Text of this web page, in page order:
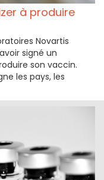
à produire
Novartis
signé un
son vaccin.
les pays, les